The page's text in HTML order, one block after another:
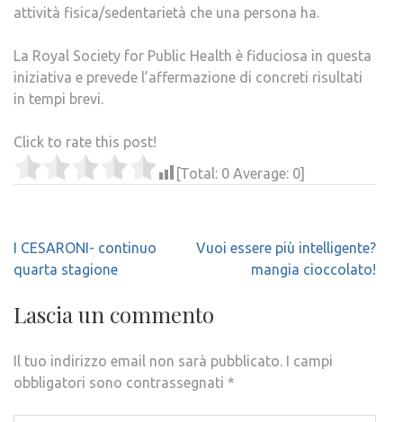
attività fisica/sedentarietà che una persona ha.
La Royal Society for Public Health è fiduciosa in questa
iniziativa e prevede l’affermazione di concreti risultati
in tempi brevi.
Click to rate this post!
[Total: 0 Average: 0]
Navigazione
articoli
I CESARONI- continuo
quarta stagione
Vuoi essere più intelligente?
mangia cioccolato!
Lascia un commento
Il tuo indirizzo email non sarà pubblicato. I campi
obbligatori sono contrassegnati *